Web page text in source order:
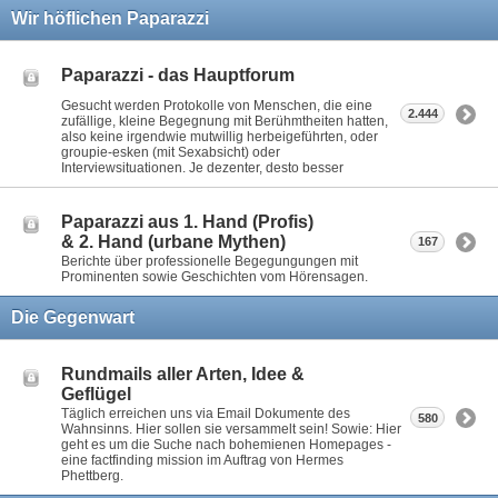
Wir höflichen Paparazzi
Paparazzi - das Hauptforum
Gesucht werden Protokolle von Menschen, die eine
zufällige, kleine Begegnung mit Berühmtheiten hatten,
also keine irgendwie mutwillig herbeigeführten, oder
groupie-esken (mit Sexabsicht) oder
Interviewsituationen. Je dezenter, desto besser
2.444
Paparazzi aus 1. Hand (Profis)
& 2. Hand (urbane Mythen)
Berichte über professionelle Begegungungen mit
Prominenten sowie Geschichten vom Hörensagen.
167
Die Gegenwart
Rundmails aller Arten, Idee &
Geflügel
Täglich erreichen uns via Email Dokumente des
Wahnsinns. Hier sollen sie versammelt sein! Sowie: Hier
geht es um die Suche nach bohemienen Homepages -
eine factfinding mission im Auftrag von Hermes
Phettberg.
580